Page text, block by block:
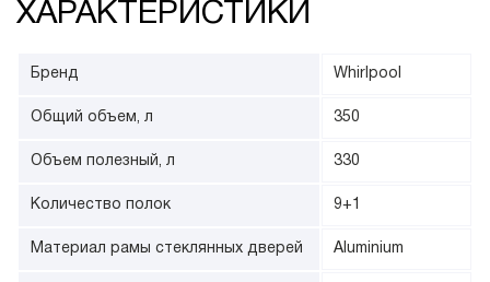
ХАРАКТЕРИСТИКИ
Бренд Whirlpool
Общий объем, л 350
Объем полезный, л 330
Количество полок 9+1
Материал рамы стеклянных дверей Aluminium